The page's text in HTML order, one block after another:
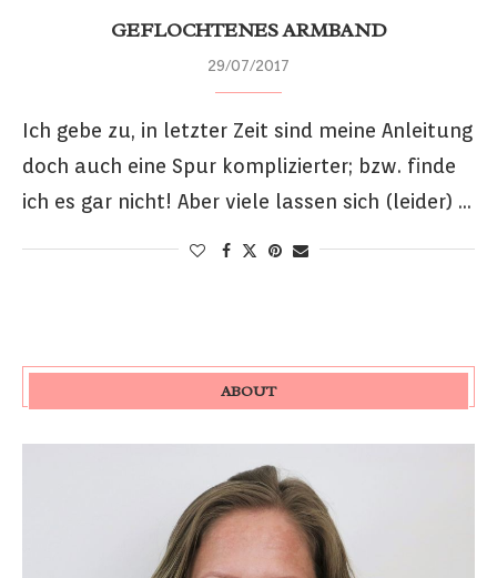
GEFLOCHTENES ARMBAND
29/07/2017
Ich gebe zu, in letzter Zeit sind meine Anleitung
doch auch eine Spur komplizierter; bzw. finde
ich es gar nicht! Aber viele lassen sich (leider) …
ABOUT